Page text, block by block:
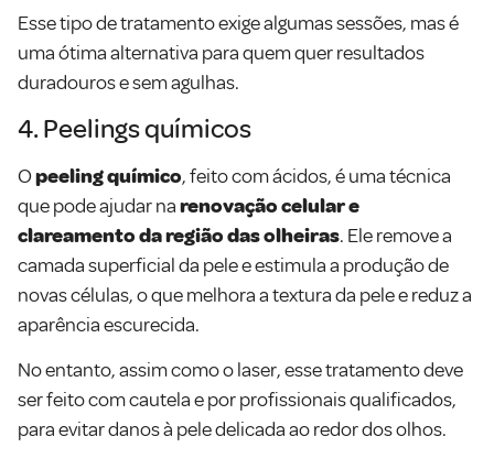
Esse tipo de tratamento exige algumas sessões, mas é
uma ótima alternativa para quem quer resultados
duradouros e sem agulhas.
4. Peelings químicos
Opeeling químico, feito com ácidos, é uma técnica
que pode ajudar narenovação celular e
clareamento da região das olheiras. Ele remove a
camada superficial da pele e estimula a produção de
novas células, o que melhora a textura da pele e reduz a
aparência escurecida.
No entanto, assim como o laser, esse tratamento deve
ser feito com cautela e por profissionais qualificados,
para evitar danos à pele delicada ao redor dos olhos.